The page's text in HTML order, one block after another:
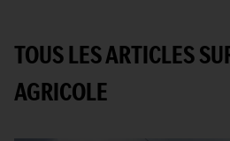
TOUS LES ARTICLES
AGRICOLE